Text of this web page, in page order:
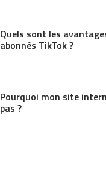
Quels sont les
abonnés TikTok ?
Pourquoi mon site
pas ?